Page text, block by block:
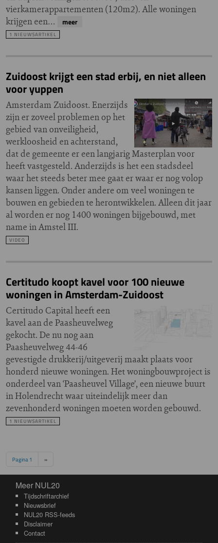
vierkamerappartementen (120m2). Alle woningen
krijgen een…
meer
1 NIEUWSARTIKEL
Zuidoost krijgt een stad erbij, en niet alleen
voor yuppen
Amsterdam Zuidoost. Enerzijds
zijn er zoveel problemen op het
gebied van onveiligheid,
werkloosheid en achterstand,
dat de gemeente er een langjarig Masterplan voor
heeft vastgesteld. Anderzijds is het een stadsdeel
waar het steeds beter mee gaat er waar er nog volop
kansen liggen. Onder andere om veel woningen te
bouwen en gebieden te herontwikkelen. Alleen dit jaar
al worden er nog 1400 woningen bijgebouwd, met
name in Amstel III.
VIDEO
Certitudo koopt kavel voor 100 nieuwe
woningen in Amsterdam-Zuidoost
Certitudo Capital heeft een
kavel aan de Paasheuvelweg
gekocht. De nu nog aan
Paasheuvelweg 44-46
gevestigde drukkerij/uitgeverij maakt plaats voor
honderd nieuwe woningen. Het woningbouwproject is
onderdeel van ‘Paasheuvel Village’, een nieuwe buurt
in Holendrecht waar uiteindelijk meer dan
zevenhonderd woningen moeten worden gebouwd.
1 NIEUWSARTIKEL
Paginering
Pagina 1 Volgende pagina
››
Meer NUL20
Meer NUL20
Tijdschriftarchief
Nieuwsbrief
NUL20 RSS-feeds
Disclaimer
Contact